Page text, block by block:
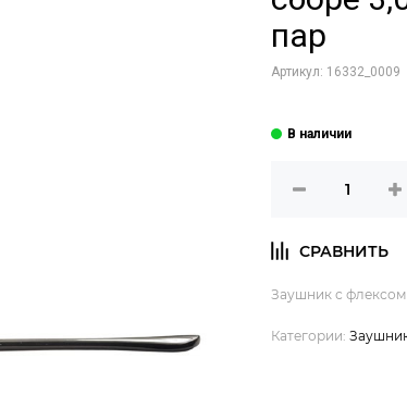
пар
Артикул: 16332_0009
Заушник с флексом
Категории: